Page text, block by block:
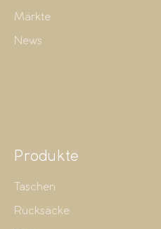
Märkte
News
Produkte
Taschen
Rucksäcke